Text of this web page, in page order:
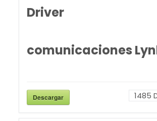
Driver
comunicaciones
Descargar 1485